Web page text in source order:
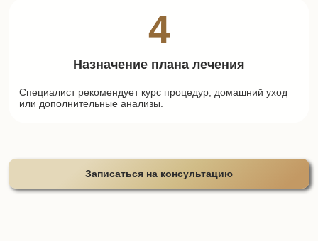
4
Назначение плана лечения
Специалист рекомендует курс процедур, домашний уход
или дополнительные анализы.
Записаться на консультацию